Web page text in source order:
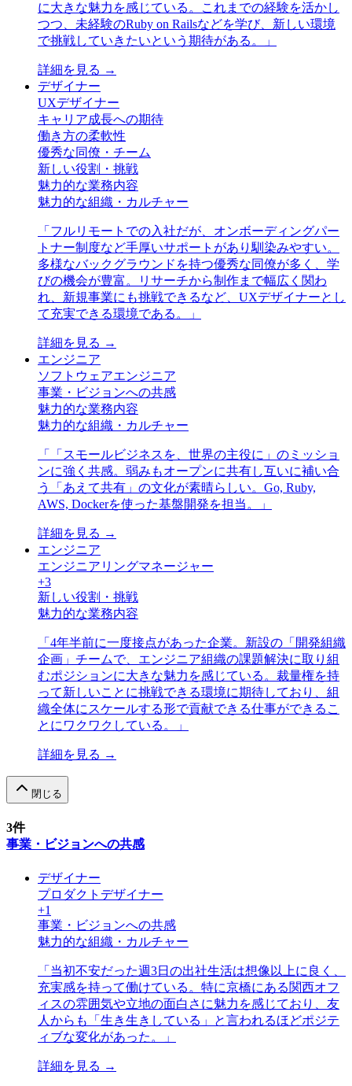
に大きな魅力を感じている。これまでの経験を活かし
つつ、未経験のRuby on Railsなどを学び、新しい環境
で挑戦していきたいという期待がある。
」
詳細を見る →
デザイナー
UXデザイナー
キャリア成長への期待
働き方の柔軟性
優秀な同僚・チーム
新しい役割・挑戦
魅力的な業務内容
魅力的な組織・カルチャー
「 フルリモートでの入社だが、オンボーディングパー
トナー制度など手厚いサポートがあり馴染みやすい。
多様なバックグラウンドを持つ優秀な同僚が多く、学
びの機会が豊富。リサーチから制作まで幅広く関わ
れ、新規事業にも挑戦できるなど、UXデザイナーとし
て充実できる環境である。
」
詳細を見る →
エンジニア
ソフトウェアエンジニア
事業・ビジョンへの共感
魅力的な業務内容
魅力的な組織・カルチャー
「
「スモールビジネスを、世界の主役に」のミッショ
ンに強く共感。弱みもオープンに共有し互いに補い合
う「あえて共有」の文化が素晴らしい。Go, Ruby,
AWS, Dockerを使った基盤開発を担当。
」
詳細を見る →
エンジニア
エンジニアリングマネージャー
+3
新しい役割・挑戦
魅力的な業務内容
「 4年半前に一度接点があった企業。新設の「開発組織
企画」チームで、エンジニア組織の課題解決に取り組
むポジションに大きな魅力を感じている。裁量権を持
って新しいことに挑戦できる環境に期待しており、組
織全体にスケールする形で貢献できる仕事ができるこ
とにワクワクしている。
」
詳細を見る →
閉じる
3件
事業・ビジョンへの共感
デザイナー
プロダクトデザイナー
+1
事業・ビジョンへの共感
魅力的な組織・カルチャー
「 当初不安だった週3日の出社生活は想像以上に良く、
充実感を持って働けている。特に京橋にある関西オフ
ィスの雰囲気や立地の面白さに魅力を感じており、友
人からも「生き生きしている」と言われるほどポジテ
ィブな変化があった。
」
詳細を見る →